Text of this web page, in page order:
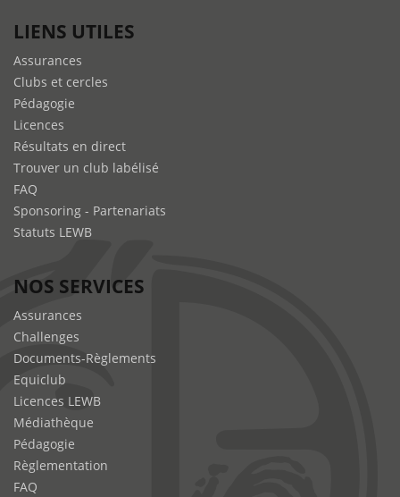
LIENS UTILES
Assurances
Clubs et cercles
Pédagogie
Licences
Résultats en direct
Trouver un club labélisé
FAQ
Sponsoring - Partenariats
Statuts LEWB
NOS SERVICES
Assurances
Challenges
Documents-Règlements
Equiclub
Licences LEWB
Médiathèque
Pédagogie
Règlementation
FAQ